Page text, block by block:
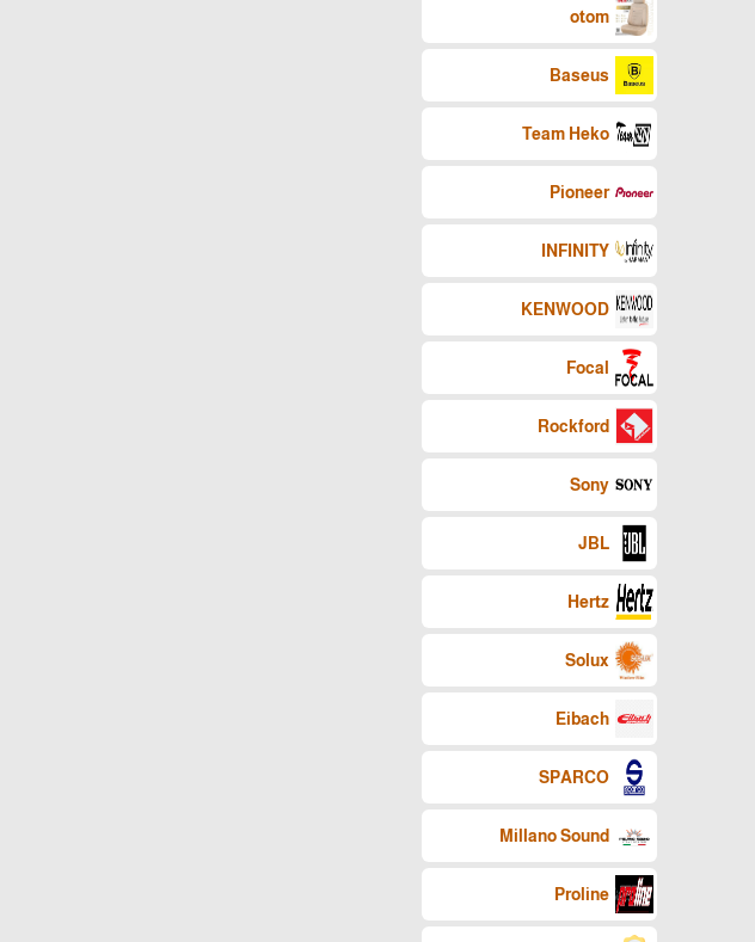
otom
Baseus
Team Heko
Pioneer
INFINITY
KENWOOD
Focal
Rockford
Sony
JBL
Hertz
Solux
Eibach
SPARCO
Millano Sound
Proline